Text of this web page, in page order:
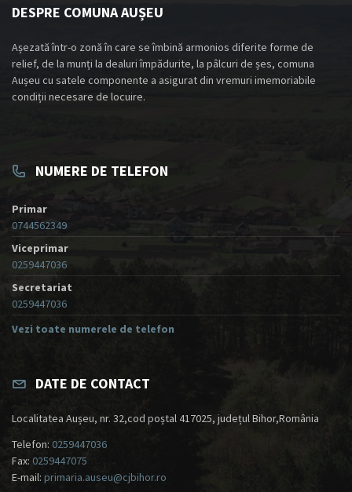
DESPRE COMUNA AUȘEU
Așezată într-o zonă în care se îmbină armonios diferite forme de
relief, de la munți la dealuri împădurite, la pâlcuri de șes, comuna
Aușeu cu satele componente a asigurat din vremuri imemoriabile
condiții necesare de locuire.
NUMERE DE TELEFON
Primar
0744562349
Viceprimar
0259447036
Secretariat
0259447036
Vezi toate numerele de telefon
DATE DE CONTACT
Localitatea Aușeu, nr. 32,cod poștal 417025, județul Bihor,România
Telefon: 0259447036
Fax: 0259447075
E-mail: primaria.auseu@cjbihor.ro